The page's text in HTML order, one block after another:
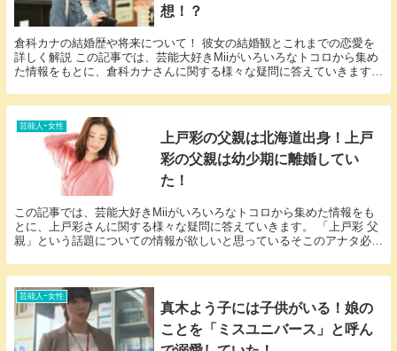
想！？
倉科カナの結婚歴や将来について！ 彼女の結婚観とこれまでの恋愛を
詳しく解説 この記事では、芸能大好きMiiがいろいろなトコロから集め
た情報をもとに、倉科カナさんに関する様々な疑問に答えていきます。
芸能人ｰ女性
上戸彩の父親は北海道出身！上戸
彩の父親は幼少期に離婚してい
た！
この記事では、芸能大好きMiiがいろいろなトコロから集めた情報をも
とに、上戸彩さんに関する様々な疑問に答えていきます。 「上戸彩 父
親」という話題についての情報が欲しいと思っているそこのアナタ必
芸能人ｰ女性
真木よう子には子供がいる！娘の
ことを「ミスユニバース」と呼ん